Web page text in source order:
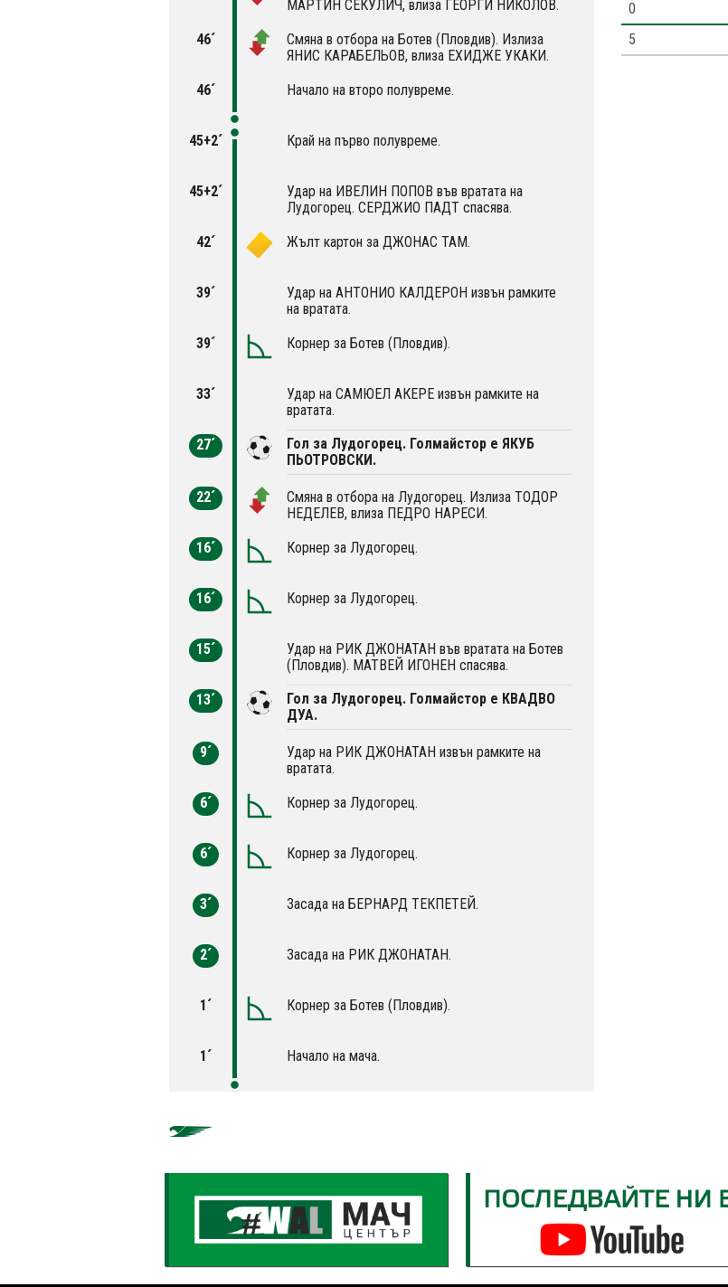
МАРТИН СЕКУЛИЧ, влиза ГЕОРГИ НИКОЛОВ.
46´
Смяна в отбора на Ботев (Пловдив). Излиза
ЯНИС КАРАБЕЛЬОВ, влиза ЕХИДЖЕ УКАКИ.
46´
Начало на второ полувреме.
45+2´ Край на първо полувреме.
45+2´
Удар на ИВЕЛИН ПОПОВ във вратата на
Лудогорец. СЕРДЖИО ПАДТ спасява.
42´
Жълт картон за ДЖОНАС ТАМ.
39´
Удар на АНТОНИО КАЛДЕРОН извън рамките
на вратата.
39´
Корнер за Ботев (Пловдив).
33´
Удар на САМЮЕЛ АКЕРЕ извън рамките на
вратата.
27´
Гол за Лудогорец. Голмайстор е ЯКУБ
ПЬОТРОВСКИ.
22´
Смяна в отбора на Лудогорец. Излиза ТОДОР
НЕДЕЛЕВ, влиза ПЕДРО НАРЕСИ.
16´
Корнер за Лудогорец.
16´ Корнер за Лудогорец.
15´
Удар на РИК ДЖОНАТАН във вратата на Ботев
(Пловдив). МАТВЕЙ ИГОНЕН спасява.
13´
Гол за Лудогорец. Голмайстор е КВАДВО
ДУА.
9´
Удар на РИК ДЖОНАТАН извън рамките на
вратата.
6´
Корнер за Лудогорец.
6´ Корнер за Лудогорец.
3´ Засада на БЕРНАРД ТЕКПЕТЕЙ.
2´ Засада на РИК ДЖОНАТАН.
1´ Корнер за Ботев (Пловдив).
1´ Начало на мача.
0
5